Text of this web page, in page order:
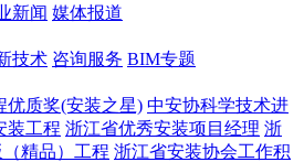
新闻 媒体报道
技术 咨询服务 BIM专题
优质奖(安装之星) 中安协科学技术进
装工程 浙江省优秀安装项目经理 浙
精品）工程 浙江省安装协会工作积